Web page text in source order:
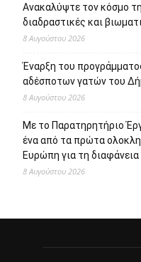
Ανακαλύψτε τον κόσμο
διαδραστικές και
8 Αυγούστου 2026
Έναρξη του
αδέσποτων γατών του
8 Αυγούστου 2026
Με το Παρατηρητήριο
ένα από τα πρώτα
Ευρώπη για τη
8 Αυγούστου 2026